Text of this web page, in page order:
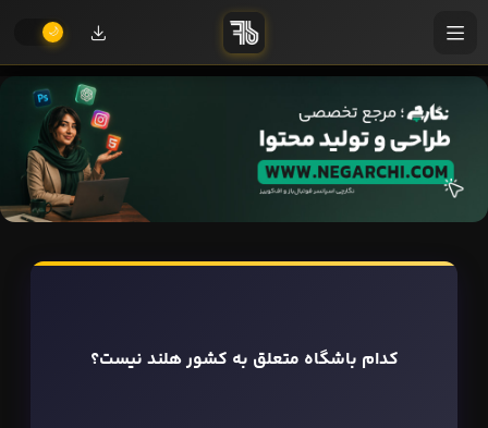
کدام باشگاه متعلق به کشور هلند نیست؟